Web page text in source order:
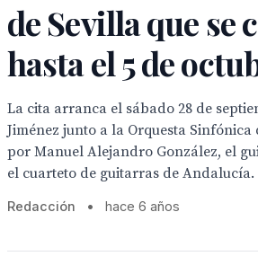
de Sevilla que se
hasta el 5 de
La cita arranca el sábado 28 de
Jiménez junto a la Orquesta
por Manuel Alejandro González, el
el cuarteto de guitarras de Andalucía.
Redacción • hace 6 años